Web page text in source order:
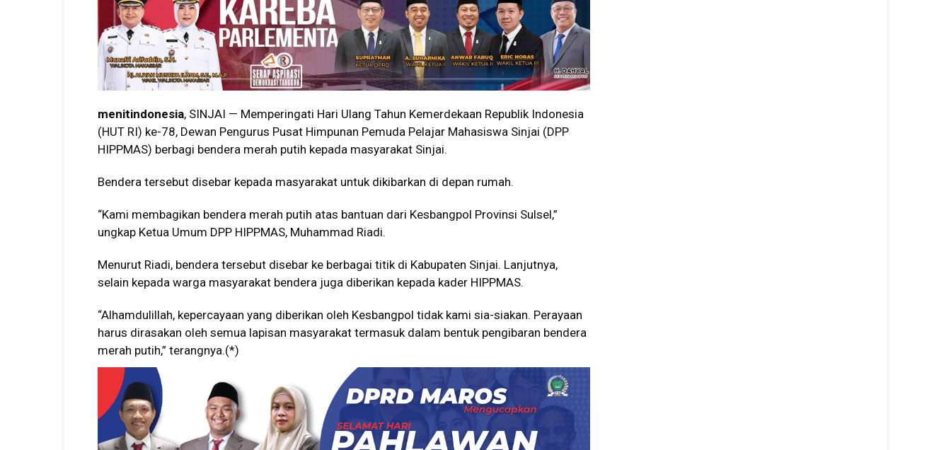
menitindonesia, SINJAI — Memperingati Hari Ulang Tahun Kemerdekaan Republik Indonesia
(HUT RI) ke-78, Dewan Pengurus Pusat Himpunan Pemuda Pelajar Mahasiswa Sinjai (DPP
HIPPMAS) berbagi bendera merah putih kepada masyarakat Sinjai.
Bendera tersebut disebar kepada masyarakat untuk dikibarkan di depan rumah.
“Kami membagikan bendera merah putih atas bantuan dari Kesbangpol Provinsi Sulsel,”
ungkap Ketua Umum DPP HIPPMAS, Muhammad Riadi.
Menurut Riadi, bendera tersebut disebar ke berbagai titik di Kabupaten Sinjai. Lanjutnya,
selain kepada warga masyarakat bendera juga diberikan kepada kader HIPPMAS.
“Alhamdulillah, kepercayaan yang diberikan oleh Kesbangpol tidak kami sia-siakan. Perayaan
harus dirasakan oleh semua lapisan masyarakat termasuk dalam bentuk pengibaran bendera
merah putih,” terangnya.(*)